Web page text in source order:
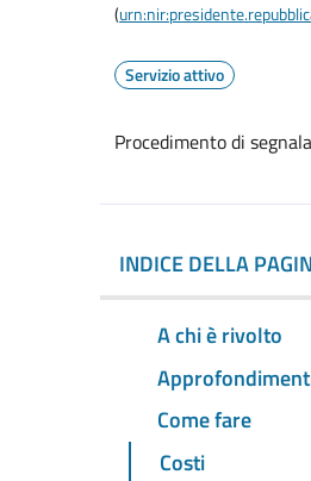
(
Servizio attivo
Procedimento di
INDICE DELLA
A chi è rivolto
Come fare
Costi